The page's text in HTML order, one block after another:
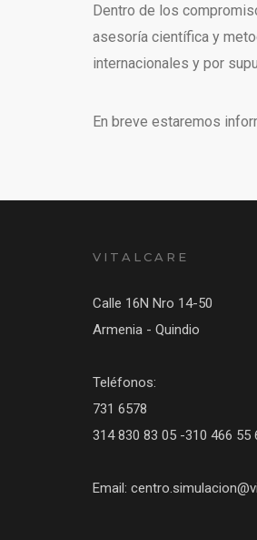
Dentro de los
asesoría científica y
internacionales y por
En breve estaremos
VITALCARE
Calle 16N Nro 14-50
Armenia - Quindio
Teléfonos:
731 6578
314 830 83 05 -310 466 55
Email: